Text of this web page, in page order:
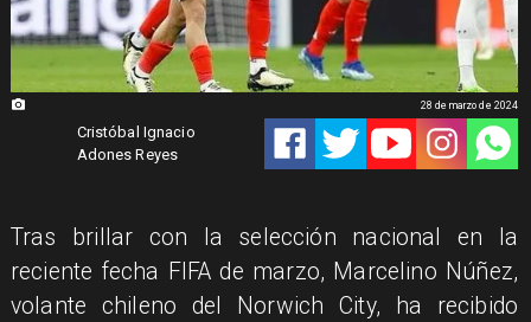
Cristóbal Ignacio
Adones Reyes
28 de marzo de 2024
​Tras brillar con la selección nacional en la
reciente fecha FIFA de marzo, Marcelino Núñez,
volante chileno del Norwich City, ha recibido